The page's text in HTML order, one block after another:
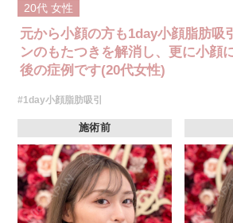
20代 女性
元から小顔の方も1day小顔脂肪吸
ンのもたつきを解消し、更に小顔
後の症例です(20代女性)
#1day小顔脂肪吸引
施術前